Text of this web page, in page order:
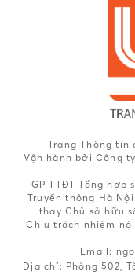
Trang Thông tin
Vận hành bởi Công
GP TTĐT Tổng hợp
Truyền thông Hà
thay Chủ sở hữu
Chịu trách nhiệm
Email:
Địa chỉ: Phòng 502,